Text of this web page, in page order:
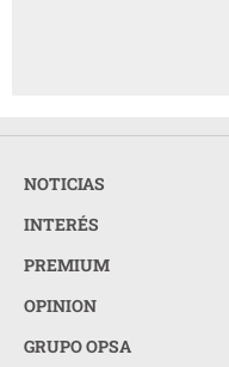
NOTICIAS
INTERÉS
PREMIUM
OPINION
GRUPO OPSA